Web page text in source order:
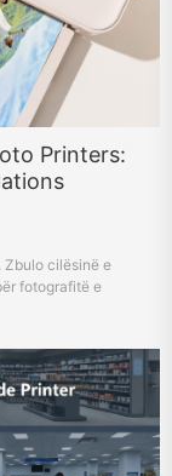
Printers:
Zbulo cilësinë e
fotografitë e